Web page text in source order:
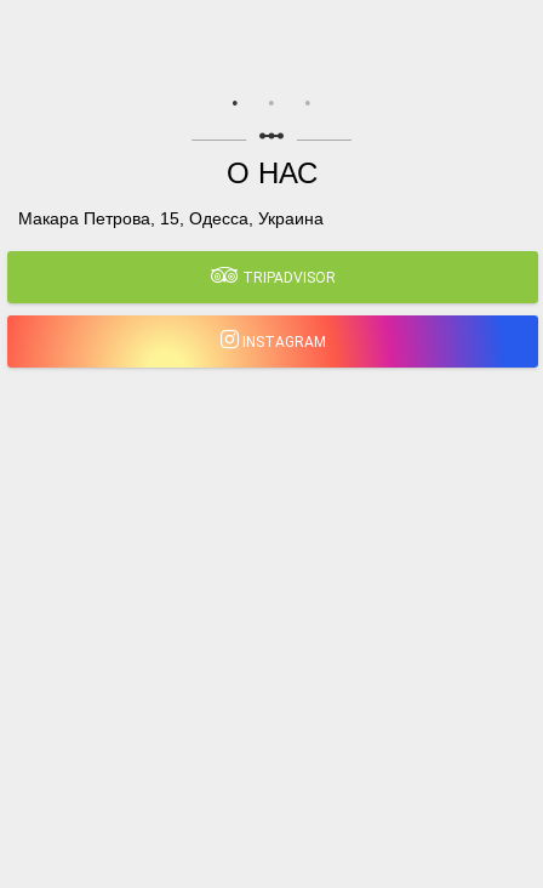
linear_scale
О НАС
Макара Петрова, 15, Одесса, Украина
TRIPADVISOR
INSTAGRAM